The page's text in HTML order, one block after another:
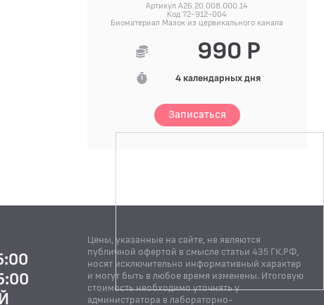
Артикул A26.20.008.000.14
Код 72-912-004
Биоматериал Мазок из цервикального канала
990 Р
4 календарных дня
Записаться
Цены, указанные на сайте, не являются
публичной офертой в смысле статьи 435 ГК.РФ,
носят исключительно информативный характер
и могут быть в любое время изменены. Итоговую
стоимость необходимо уточнять у
администратора в лабораторно-